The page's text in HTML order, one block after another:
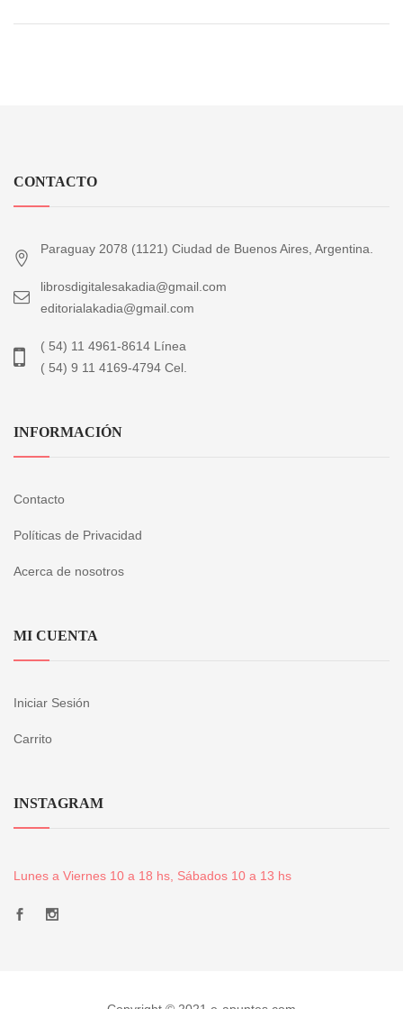
CONTACTO
Paraguay 2078 (1121) Ciudad de Buenos Aires, Argentina.
librosdigitalesakadia@gmail.com
editorialakadia@gmail.com
( 54) 11 4961-8614 Línea
( 54) 9 11 4169-4794 Cel.
INFORMACIÓN
Contacto
Políticas de Privacidad
Acerca de nosotros
MI CUENTA
Iniciar Sesión
Carrito
INSTAGRAM
Lunes a Viernes 10 a 18 hs, Sábados 10 a 13 hs